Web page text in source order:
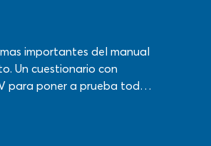
importantes del manual
Un cuestionario con
para poner a prueba todo
darás otro paso adelante